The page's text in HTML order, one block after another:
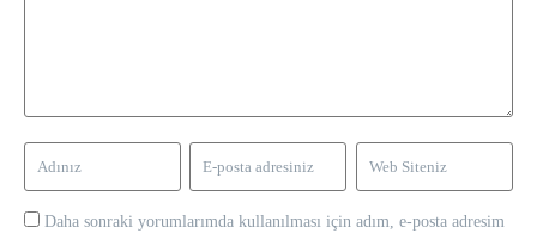
Daha sonraki yorumlarımda kullanılması için adım, e-posta adresim